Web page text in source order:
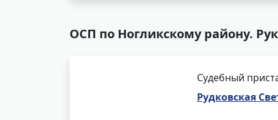
ОСП по Ногликскому району.
Судебный
Рудковская